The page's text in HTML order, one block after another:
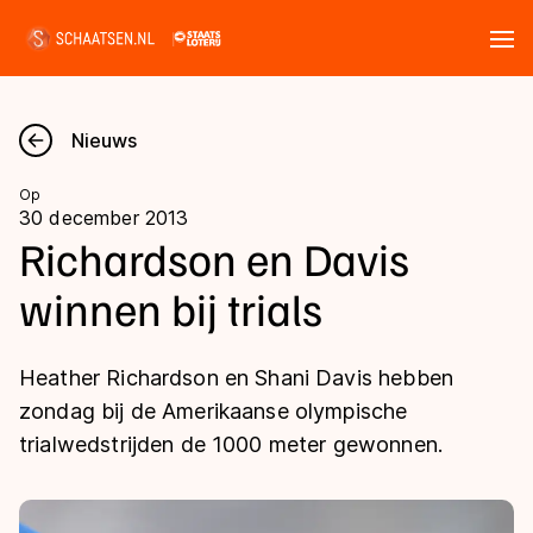
Nieuws
Kalender
Disciplines
Langebaan
Shorttrack
Uitslagen
Langebaan
Marathon
Tijden & historie
Ranglijsten Langebaan
Nieuws
Op
30 december 2013
Richardson en Davis
winnen bij trials
Heather Richardson en Shani Davis hebben
zondag bij de Amerikaanse olympische
trialwedstrijden de 1000 meter gewonnen.